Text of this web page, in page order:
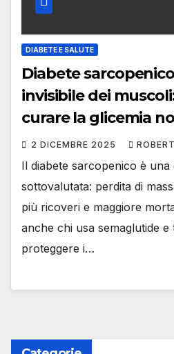
DIABETE E SALUTE
Diabete
invisibile dei
curare la glicemia
2 DICEMBRE 2025
Il diabete sarcopenico è
sottovalutata: perdita di
più ricoveri e maggiore
anche chi usa semaglutide e
proteggere i…